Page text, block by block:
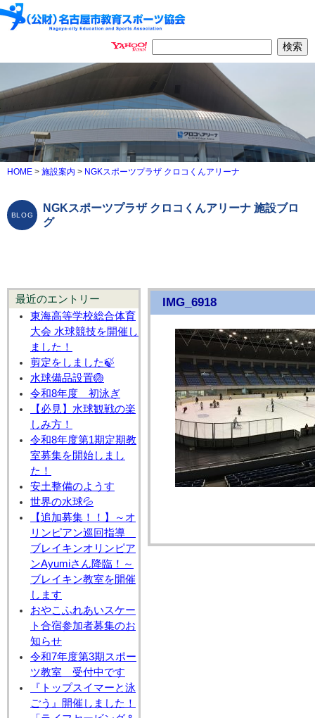
HOME > 施設案内 > NGKスポーツプラザ クロコくんアリーナ
NGKスポーツプラザ クロコくんアリーナ 施設ブロ
グ
最近のエントリー
東海高等学校総合体育
大会 水球競技を開催し
ました！
剪定をしました🍃
水球備品設置🏐
令和8年度 初泳ぎ
【必見】水球観戦の楽
しみ方！
令和8年度第1期定期教
室募集を開始しまし
た！
安土整備のようす
世界の水球💦
【追加募集！！】～オ
リンピアン巡回指導
ブレイキンオリンピア
ンAyumiさん降臨！～
ブレイキン教室を開催
します
おやこふれあいスケー
ト合宿参加者募集のお
知らせ
令和7年度第3期スポー
ツ教室 受付中です
『トップスイマーと泳
ごう』開催しました！
IMG_6918